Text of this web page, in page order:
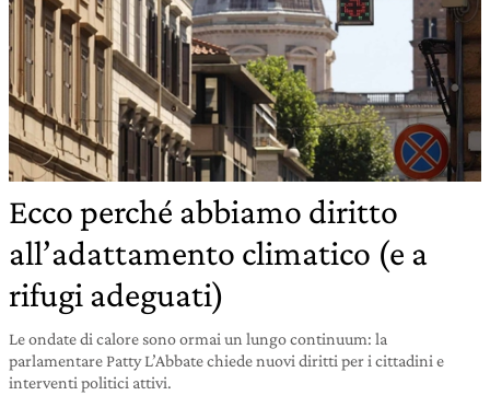
Ecco perché abbiamo diritto
all’adattamento climatico (e a
rifugi adeguati)
Le ondate di calore sono ormai un lungo continuum: la
parlamentare Patty L’Abbate chiede nuovi diritti per i cittadini e
interventi politici attivi.